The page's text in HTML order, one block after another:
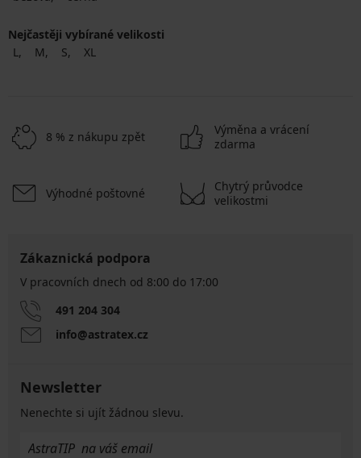
Nejčastěji vybírané velikosti
L
M S XL
8 % z nákupu zpět
Výměna a vrácení
zdarma
Výhodné poštovné
Chytrý průvodce
velikostmi
Zákaznická podpora
V pracovních dnech od 8:00 do 17:00
491 204 304
info@astratex.cz
Newsletter
Nenechte si ujít žádnou slevu.